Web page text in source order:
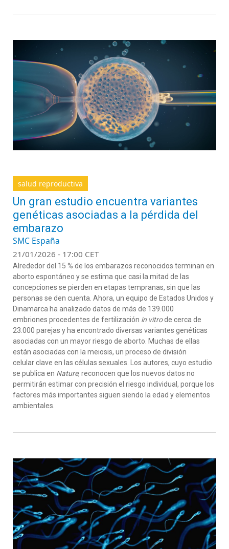
salud reproductiva
Un gran estudio encuentra variantes
genéticas asociadas a la pérdida del
embarazo
SMC España
21/01/2026 - 17:00 CET
Alrededor del 15 % de los embarazos reconocidos terminan en
aborto espontáneo y se estima que casi la mitad de las
concepciones se pierden en etapas tempranas, sin que las
personas se den cuenta. Ahora, un equipo de Estados Unidos y
Dinamarca ha analizado datos de más de 139.000
embriones procedentes de fertilización in vitrode cerca de
23.000 parejas y ha encontrado diversas variantes genéticas
asociadas con un mayor riesgo de aborto. Muchas de ellas
están asociadas con la meiosis, un proceso de división
celular clave en las células sexuales. Los autores, cuyo estudio
se publica en Nature, reconocen que los nuevos datos no
permitirán estimar con precisión el riesgo individual, porque los
factores más importantes siguen siendo la edad y elementos
ambientales.